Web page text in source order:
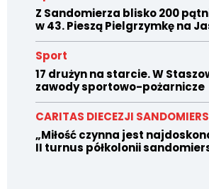
Z Sandomierza blisko 200
w 43. Pieszą Pielgrzymkę na
Sport
17 drużyn na starcie. W
zawody sportowo-pożarnicze
CARITAS DIECEZJI
„Miłość czynna jest
II turnus półkolonii